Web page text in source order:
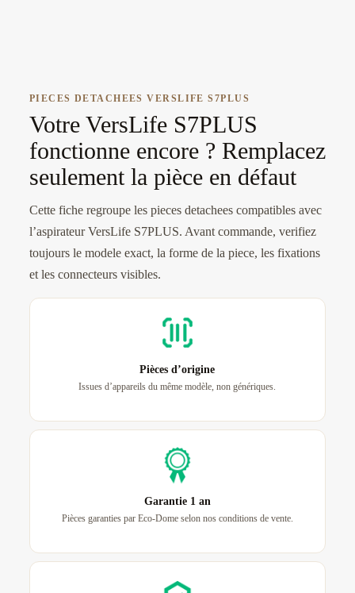
PIECES DETACHEES VERSLIFE S7PLUS
Votre VersLife S7PLUS
fonctionne encore ? Remplacez
seulement la pièce en défaut
Cette fiche regroupe les pieces detachees compatibles avec
l’aspirateur VersLife S7PLUS. Avant commande, verifiez
toujours le modele exact, la forme de la piece, les fixations
et les connecteurs visibles.
Pièces d’origine
Issues d’appareils du même modèle, non génériques.
Garantie 1 an
Pièces garanties par Eco-Dome selon nos conditions de vente.